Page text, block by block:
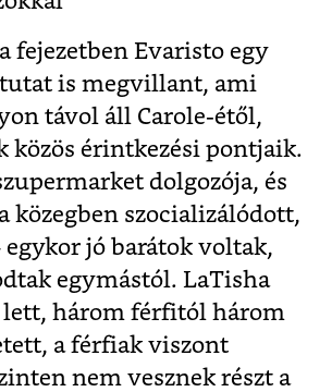
fejezetben Evaristo egy
is megvillant, ami
távol áll Carole-étől,
közös érintkezési pontjaik.
dolgozója, és
közegben szocializálódott,
egykor jó barátok voltak,
egymástól. LaTisha
három férfitól három
a férfiak viszont
nem vesznek részt a